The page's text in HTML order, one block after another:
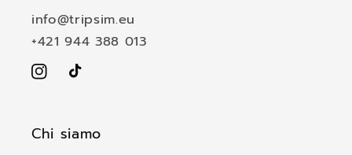
info@tripsim.eu
+421 944 388 013
InstagramTikTok
Chi siamo